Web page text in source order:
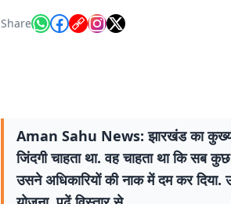
Share
Aman Sahu News: झारखंड का
जिंदगी चाहता था. वह चाहता था कि सब
उसने अधिकारियों की नाक में दम कर